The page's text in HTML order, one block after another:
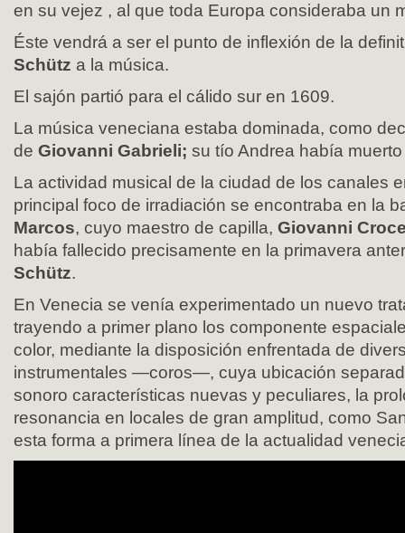
en su vejez , al que toda Europa consideraba un
Éste vendrá a ser el punto de inflexión de la
Schütz a la música.
El sajón partió para el cálido sur en 1609.
La música veneciana estaba dominada, como
de Giovanni Gabrieli; su tío Andrea había
La actividad musical de la ciudad de los canales
principal foco de irradiación se encontraba en la
Marcos, cuyo maestro de capilla, Giovanni
había fallecido precisamente en la primavera
Schütz.
En Venecia se venía experimentado un nuevo
trayendo a primer plano los componente
color, mediante la disposición enfrentada de
instrumentales —coros—, cuya ubicación
sonoro características nuevas y peculiares, la
resonancia en locales de gran amplitud, como
esta forma a primera línea de la actualidad